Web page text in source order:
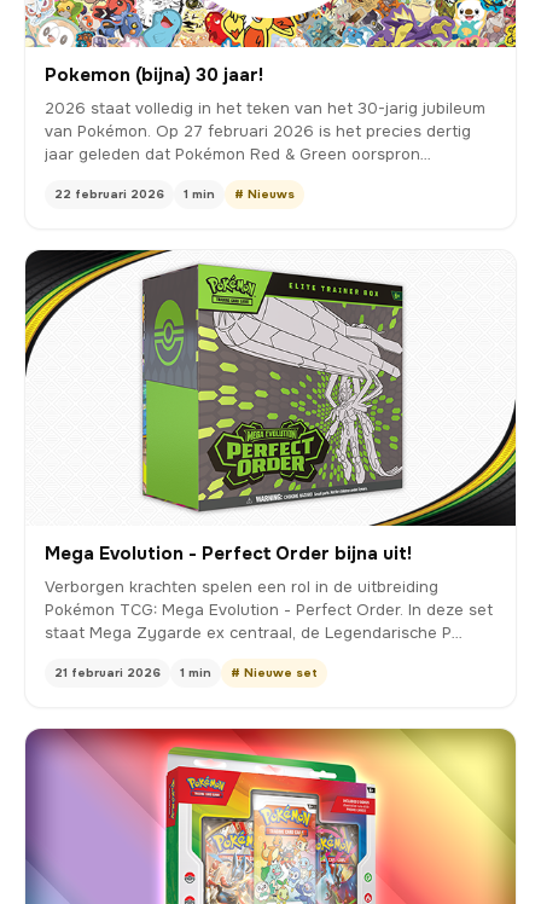
Pokemon (bijna) 30 jaar!
2026 staat volledig in het teken van het 30-jarig jubileum
van Pokémon. Op 27 februari 2026 is het precies dertig
jaar geleden dat Pokémon Red & Green oorspron…
22 februari 2026 1 min # Nieuws
Mega Evolution - Perfect Order bijna uit!
Verborgen krachten spelen een rol in de uitbreiding
Pokémon TCG: Mega Evolution - Perfect Order. In deze set
staat Mega Zygarde ex centraal, de Legendarische P…
21 februari 2026 1 min # Nieuwe set